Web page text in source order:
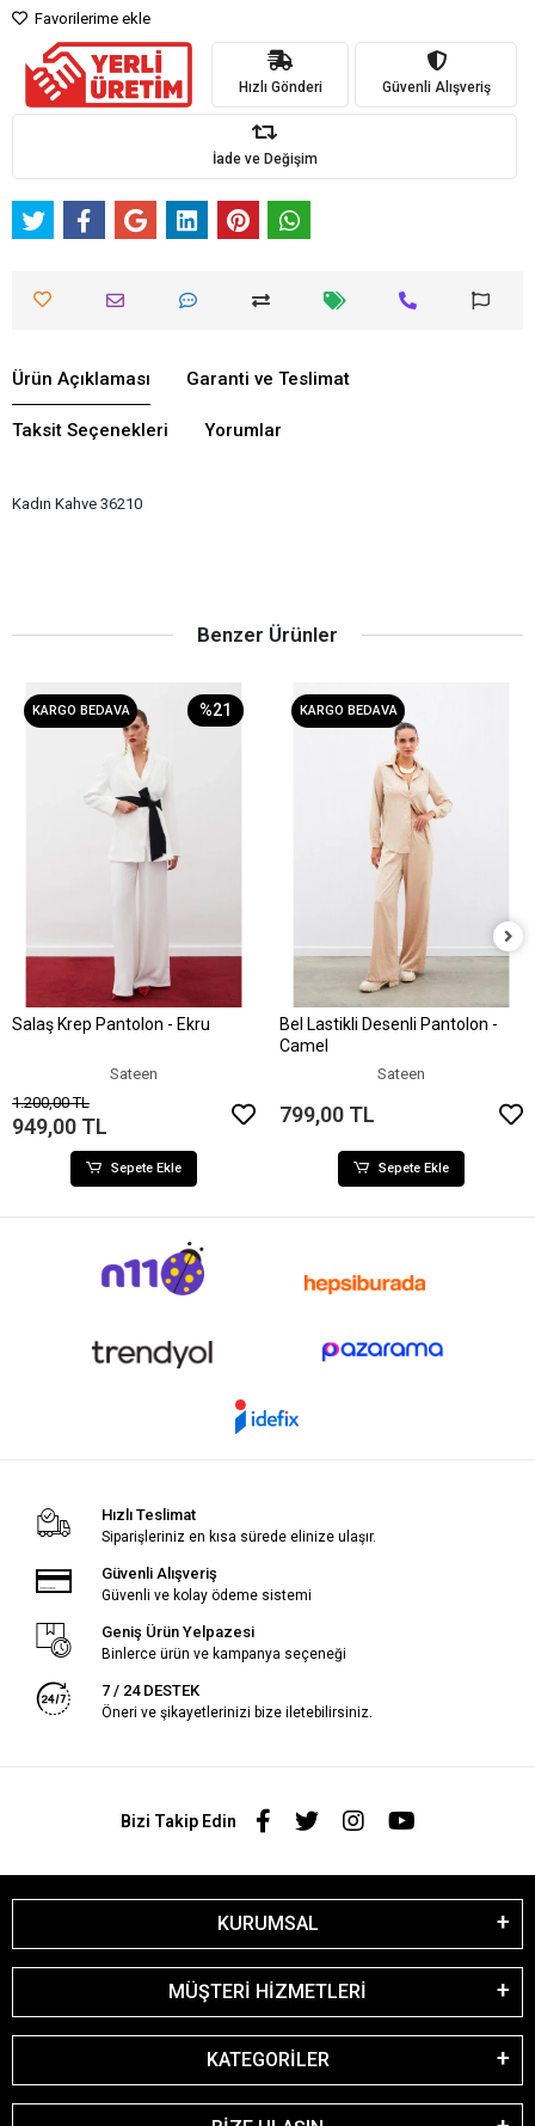
Favorilerime ekle
Hızlı Gönderi Güvenli Alışveriş
İade ve Değişim
Ürün Açıklaması Garanti ve Teslimat
Taksit Seçenekleri Yorumlar
Kadın Kahve 36210
Benzer Ürünler
KARGO BEDAVA %21
Sepete Ekle
Salaş Krep Pantolon - Ekru
Sateen
1.200,00 TL
949,00 TL
Sepete Ekle
KARGO BEDAVA
Sepete Ekle
Bel Lastikli Desenli Pantolon -
Camel
Sateen
799,00 TL
Sepete Ekle
Hızlı Teslimat
Siparişleriniz en kısa sürede elinize ulaşır.
Güvenli Alışveriş
Güvenli ve kolay ödeme sistemi
Geniş Ürün Yelpazesi
Binlerce ürün ve kampanya seçeneği
7 / 24 DESTEK
Öneri ve şikayetlerinizi bize iletebilirsiniz.
Bizi Takip Edin
KURUMSAL
MÜŞTERİ HİZMETLERİ
KATEGORİLER